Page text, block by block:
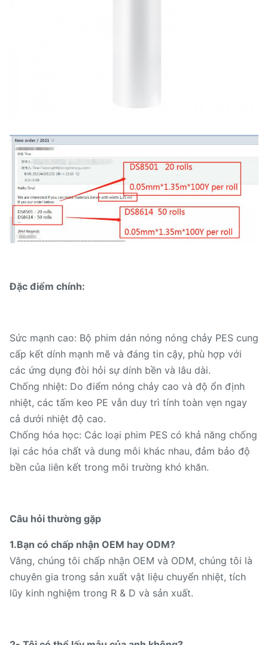
Đặc điểm chính:
Sức mạnh cao: Bộ phim dán nóng nóng chảy PES cung
cấp kết dính mạnh mẽ và đáng tin cậy, phù hợp với
các ứng dụng đòi hỏi sự dính bền và lâu dài.
Chống nhiệt: Do điểm nóng chảy cao và độ ổn định
nhiệt, các tấm keo PE vẫn duy trì tính toàn vẹn ngay
cả dưới nhiệt độ cao.
Chống hóa học: Các loại phim PES có khả năng chống
lại các hóa chất và dung môi khác nhau, đảm bảo độ
bền của liên kết trong môi trường khó khăn.
Câu hỏi thường gặp
1.Bạn có chấp nhận OEM hay ODM?
Vâng, chúng tôi chấp nhận OEM và ODM, chúng tôi là
chuyên gia trong sản xuất vật liệu chuyển nhiệt, tích
lũy kinh nghiệm trong R & D và sản xuất.